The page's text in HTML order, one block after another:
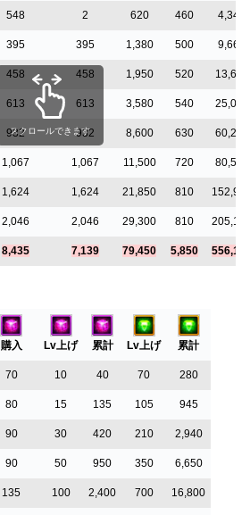
548 2 620 460 4,340
395 395 1,380 500 9,660
458 458 1,950 520 13,650
613 613 3,580 540 25,060
932 932 8,600 630 60,200
1,067 1,067 11,500 720 80,500
1,624 1,624 21,850 810
2,046 2,046 29,300 810
8,435 7,139 79,450 5,850
スクロールできます
購入
Lv上げ 累計 Lv上げ 累計
70 10 40 70 280
80 15 135 105 945
90 30 420 210 2,940
90 50 950 350 6,650
135 100 2,400 700 16,800